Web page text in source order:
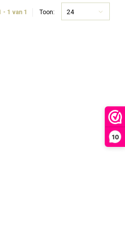
10
- 1 van 1 Toon: 24